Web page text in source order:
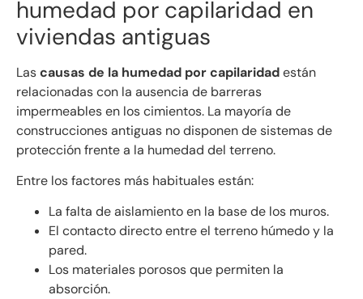
humedad por capilaridad en
viviendas antiguas
Lascausas de la humedad por capilaridadestán
relacionadas con la ausencia de barreras
impermeables en los cimientos. La mayoría de
construcciones antiguas no disponen de sistemas de
protección frente a la humedad del terreno.
Entre los factores más habituales están:
La falta de aislamiento en la base de los muros.
El contacto directo entre el terreno húmedo y la
pared.
Los materiales porosos que permiten la
absorción.